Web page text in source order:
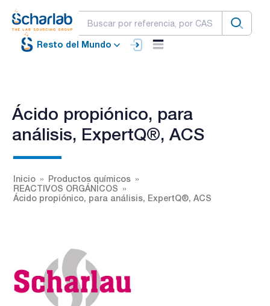
Resto del Mundo
Ácido propiónico, para
análisis, ExpertQ®, ACS
Inicio
Productos químicos
REACTIVOS ORGÁNICOS
Ácido propiónico, para análisis, ExpertQ®, ACS